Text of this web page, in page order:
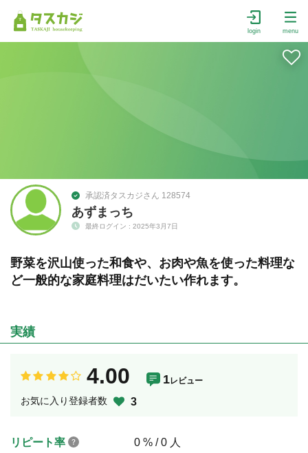
login menu
承認済タスカジさん 128574
あずまっち
最終ログイン : 2025年3月7日
野菜を沢山使った和食や、お肉や魚を使った料理な
ど一般的な家庭料理はだいたい作れます。
実績
4.00 1レビュー
お気に入り登録者数 3
リピート率 0 % / 0 人